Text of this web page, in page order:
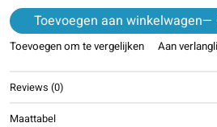
Toevoegen aan winkelwagen
Toevoegen om te vergelijken Aan
Reviews (0)
Maattabel